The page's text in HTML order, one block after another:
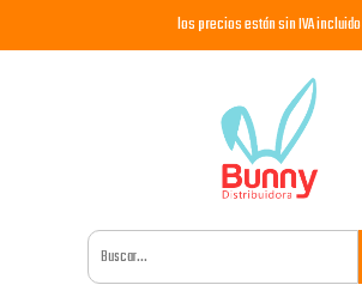
los precios están sin IVA incluido